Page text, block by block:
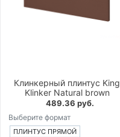
Клинкерный плинтус King
Klinker Natural brown
489.36 руб.
Выберите формат
ПЛИНТУС ПРЯМОЙ